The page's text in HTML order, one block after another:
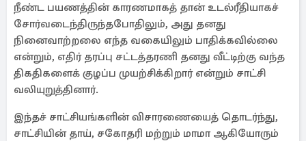
நீண்ட பயணத்தின் காரணமாகத் தான் உடல்ரீதியாகச்
சோர்வடைந்திருந்தபோதிலும், அது தனது
நினைவாற்றலை எந்த வகையிலும் பாதிக்கவில்லை
என்றும், எதிர் தரப்பு சட்டத்தரணி தனது வீட்டிற்கு வந்த
திகதிகளைக் குழப்ப முயற்சிக்கிறார் என்றும் சாட்சி
வலியுறுத்தினார்.
இந்தச் சாட்சியங்களின் விசாரணையைத் தொடர்ந்து,
சாட்சியின் தாய், சகோதரி மற்றும் மாமா ஆகியோரும்